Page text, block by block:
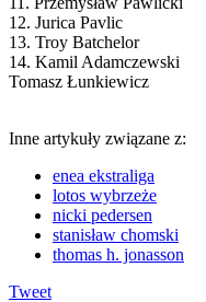
12. Jurica Pavlic
13. Troy Batchelor
14. Kamil Adamczewski
Tomasz Łunkiewicz
Inne artykuły związane z:
enea ekstraliga
lotos wybrzeże
nicki pedersen
stanisław chomski
thomas h. jonasson
Tweet